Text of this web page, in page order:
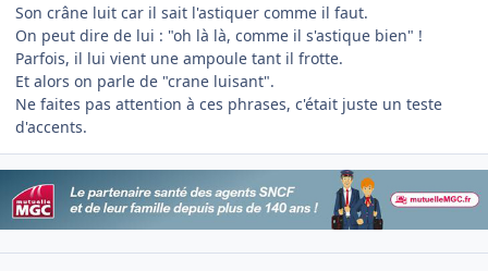
Son crâne luit car il sait l'astiquer comme il faut.
On peut dire de lui : "oh là là, comme il s'astique bien" !
Parfois, il lui vient une ampoule tant il frotte.
Et alors on parle de "crane luisant".
Ne faites pas attention à ces phrases, c'était juste un teste
d'accents.